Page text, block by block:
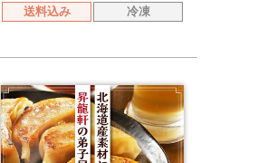
送料込み 冷凍